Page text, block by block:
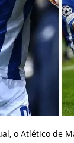
o Atlético de